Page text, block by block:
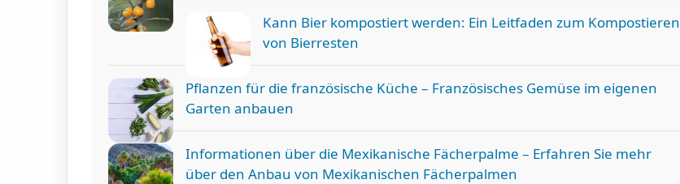
Kann Bier kompostiert werden: Ein Leitfaden zum Kompostieren
von Bierresten
Pflanzen für die französische Küche – Französisches Gemüse im eigenen
Garten anbauen
Informationen über die Mexikanische Fächerpalme – Erfahren Sie mehr
über den Anbau von Mexikanischen Fächerpalmen